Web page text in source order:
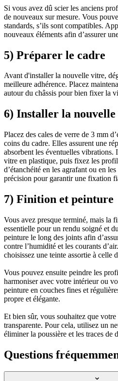
Si vous avez dû scier les anciens
de nouveaux sur mesure. Vous
standards, s’ils sont compatibles.
nouveaux éléments afin d’assurer
5) Préparer le cadre
Avant d'installer la nouvelle vitre,
meilleure adhérence. Placez
autour du châssis pour bien fixer la
6) Installer la
Placez des cales de verre de 3 mm
coins du cadre. Elles assurent une
absorbent les éventuelles vibrations.
vitre en plastique, puis fixez les
d’étanchéité en les agrafant ou en
précision pour garantir une fixation
7) Finition et peinture
Vous avez presque terminé, mais la
essentielle pour un rendu soigné et
peinture le long des joints afin
contre l’humidité et les courants
choisissez une teinte assortie à celle
Vous pouvez ensuite peindre les
harmoniser avec votre intérieur ou
peinture en couches fines et
propre et élégante.
Et bien sûr, vous souhaitez que
transparente. Pour cela, utilisez un
éliminer la poussière et les traces de
Questions